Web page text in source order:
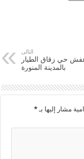
التالى
حي زقاق الطيار
بالمدينة المنورة
مشار إليها بـ*